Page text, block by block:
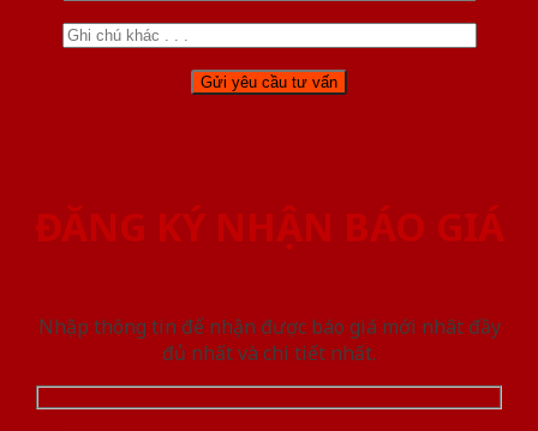
ĐĂNG KÝ NHẬN BÁO GIÁ
Nhập thông tin để nhận được báo giá mới nhât đầy
đủ nhất và chi tiết nhất.